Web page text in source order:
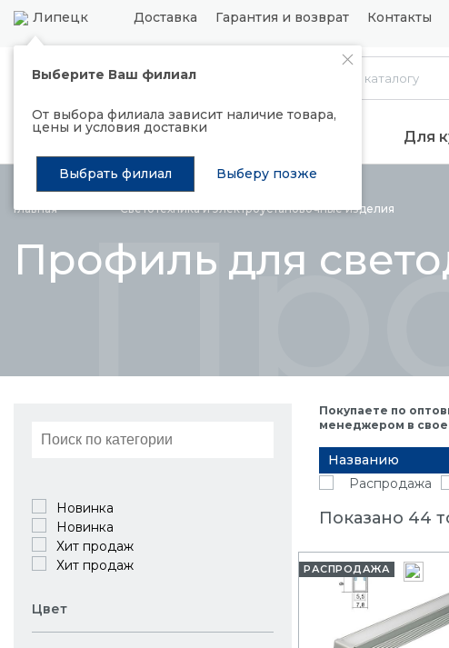
Липецк Доставка Гарантия и возврат Контакты
Выберите Ваш филиал
От выбора филиала зависит наличие товара,
цены и условия доставки
Выбрать филиал Выберу позже
Каталог
Распродажа Подъемные механизмы Для
Главная Светотехника и электроустановочныеизделия
Профиль для
Новинка
Новинка
Хит продаж
Хит продаж
Цвет
Покупаете по
менеджером в
Названию
Распродажа
Показано 44
РАСПРОДАЖА